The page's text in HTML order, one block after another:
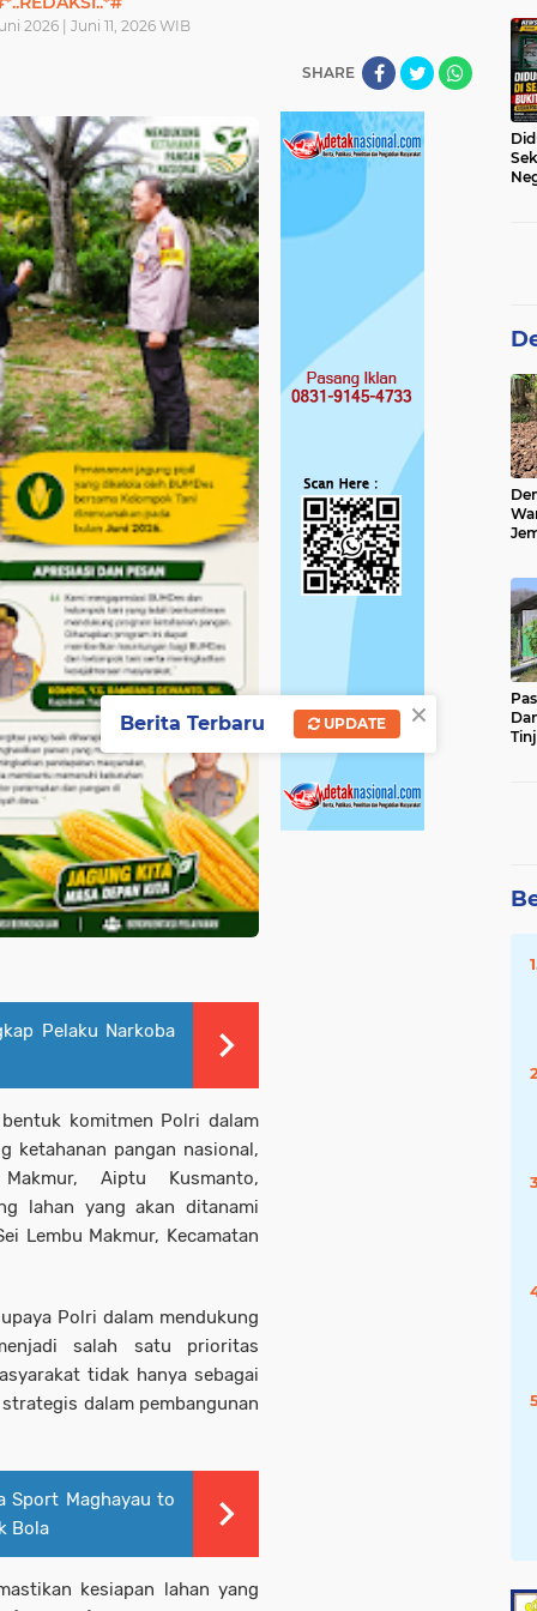
2026 | Juni 11, 2026 WIB
SHARE
Pelaku Narkoba
bentuk komitmen Polri dalam
ketahanan pangan nasional,
Aiptu Kusmanto,
lahan yang akan ditanami
Lembu Makmur, Kecamatan
Polri dalam mendukung
salah satu prioritas
tidak hanya sebagai
dalam pembangunan
Sport Maghayau to
Bola
kesiapan lahan yang
×
Berita Terbaru UPDATE